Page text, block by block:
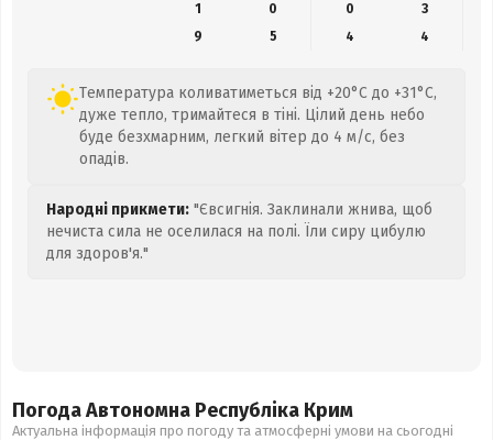
1
0 0
3
9
5 4 4
Температура коливатиметься від +20°C до +31°C,
дуже тепло, тримайтеся в тіні. Цілий день небо
буде безхмарним, легкий вітер до 4 м/с, без
опадів.
Народні прикмети: "Євсигнія. Заклинали жнива, щоб
нечиста сила не оселилася на полі. Їли сиру цибулю
для здоров'я."
Погода Автономна Республіка Крим
Актуальна інформація про погоду та атмосферні умови на сьогодні